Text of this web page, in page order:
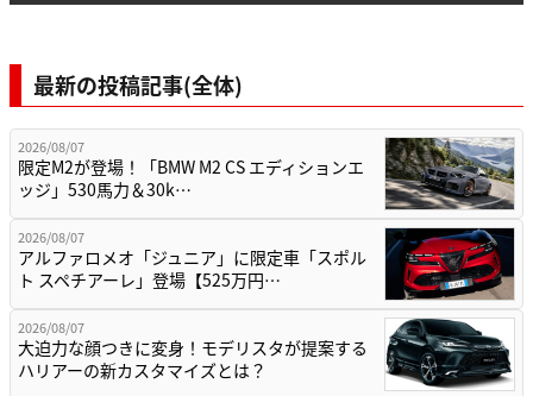
最新の投稿記事(全体)
2026/08/07
限定M2が登場！「BMW M2 CS エディションエ
ッジ」530馬力＆30k…
2026/08/07
アルファロメオ「ジュニア」に限定車「スポル
ト スペチアーレ」登場【525万円…
2026/08/07
大迫力な顔つきに変身！モデリスタが提案する
ハリアーの新カスタマイズとは？